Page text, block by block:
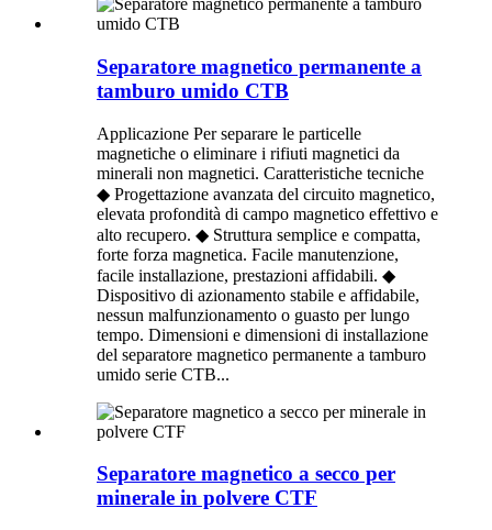
Separatore magnetico permanente a
tamburo umido CTB
Applicazione Per separare le particelle
magnetiche o eliminare i rifiuti magnetici da
minerali non magnetici. Caratteristiche tecniche
◆ Progettazione avanzata del circuito magnetico,
elevata profondità di campo magnetico effettivo e
alto recupero. ◆ Struttura semplice e compatta,
forte forza magnetica. Facile manutenzione,
facile installazione, prestazioni affidabili. ◆
Dispositivo di azionamento stabile e affidabile,
nessun malfunzionamento o guasto per lungo
tempo. Dimensioni e dimensioni di installazione
del separatore magnetico permanente a tamburo
umido serie CTB...
Separatore magnetico a secco per
minerale in polvere CTF